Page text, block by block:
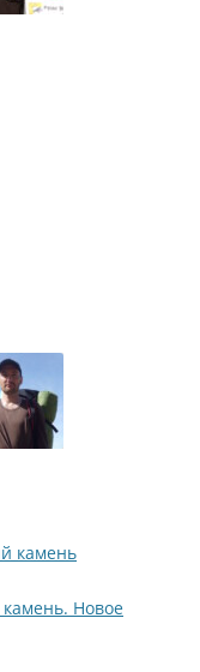
камень
Новое